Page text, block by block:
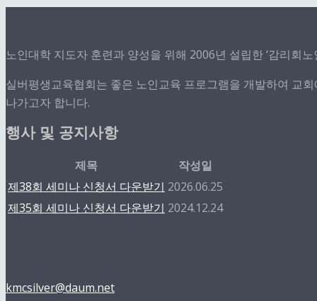
노인대학 지도자 훈련과 양성을 위해 2006년 설립한 ‘감리회
실버평생교육협회는 좋은 노인교육 프로그램을 개발하여 교
나가고자 합니다.
행사 및 공지사항
제목
작성일
제38회 세미나 신청서 다운받기 2026.06.25
제35회 세미나 신청서 다운받기 2024.12.24
kmcsilver@daum.net